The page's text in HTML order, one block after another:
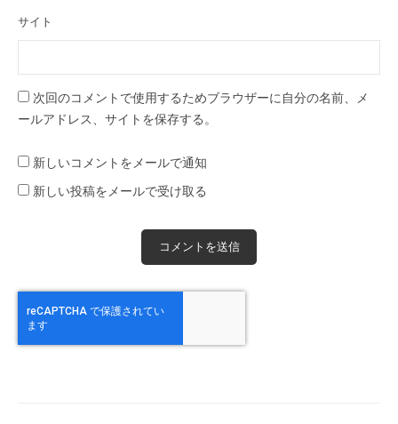
サイト
次回のコメントで使用するためブラウザーに自分の名前、メ
ールアドレス、サイトを保存する。
新しいコメントをメールで通知
新しい投稿をメールで受け取る